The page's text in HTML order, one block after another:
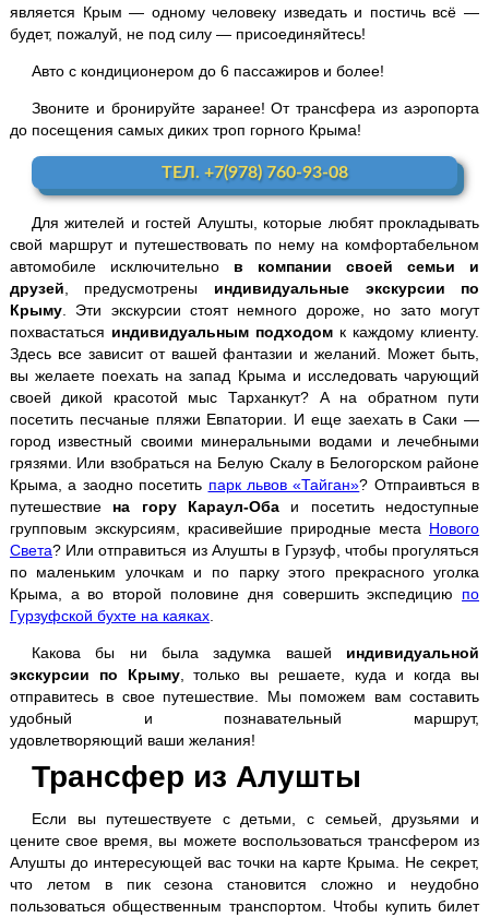
Поляна Сказок + Ялтинский зоопарк
Пещеры Чатыр-Дага
Севастополь+ Херсонес
Севастополь + 35-ая батарея
Судак + Новый Свет
"Тайган" - парк львов
Дегустацияв Массандре
Мыс Фиолент
Ай-Йори
Храм Солнца
Велоэкскурсии
Джип-туры
Каякинг
Квадроциклы
Конные прогулки
Рыбалка с катера
является Крым — одному человеку изведать и постичь всё —
будет, пожалуй, не под силу — присоединяйтесь!
Авто с кондиционером до 6 пассажиров и более!
Звоните и бронируйте заранее! От трансфера из аэропорта
до посещения самых диких троп горного Крыма!
ТЕЛ. +7(978) 760-93-08
Для жителей и гостей Алушты, которые любят прокладывать
свой маршрут и путешествовать по нему на комфортабельном
автомобиле исключительно в компании своей семьи и
друзей , предусмотрены индивидуальные экскурсии по
Крыму. Эти экскурсии стоят немного дороже, но зато могут
похвастаться индивидуальным подходомк каждому клиенту.
Здесь все зависит от вашей фантазии и желаний. Может быть,
вы желаете поехать на запад Крыма и исследовать чарующий
своей дикой красотой мыс Тарханкут? А на обратном пути
посетить песчаные пляжи Евпатории. И еще заехать в Саки —
город известный своими минеральными водами и лечебными
грязями. Или взобраться на Белую Скалу в Белогорском районе
Крыма, а заодно посетить парк львов «Тайган»? Отпраивться в
путешествие на гору Караул-Оба и посетить недоступные
групповым экскурсиям, красивейшие природные места Нового
Света? Или отправиться из Алушты в Гурзуф, чтобы прогуляться
по маленьким улочкам и по парку этого прекрасного уголка
Крыма, а во второй половине дня совершить экспедицию по
Гурзуфской бухте на каяках.
Какова бы ни была задумка вашей индивидуальной
экскурсии по Крыму, только вы решаете, куда и когда вы
отправитесь в свое путешествие. Мы поможем вам составить
удобный и познавательный маршрут,
удовлетворяющий ваши желания!
Трансфер из Алушты
Если вы путешествуете с детьми, с семьей, друзьями и
цените свое время, вы можете воспользоваться трансфером из
Алушты до интересующей вас точки на карте Крыма. Не секрет,
что летом в пик сезона становится сложно и неудобно
пользоваться общественным транспортом. Чтобы купить билет